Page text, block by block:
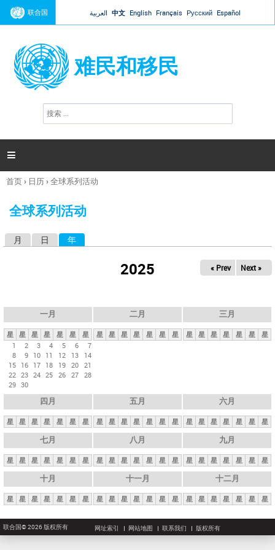
Jump to navigation
联合国 العربية 中文 English Français Русский Español
难民和移民
搜
索

你
这
首页› 日历›全球系列活动
全球系列活动
月 日 年
2025 « Prev Next »
一月
星 星 星 星 星 星
星
1
2 3 4 5 6
7
8
9 10 11 12 13
14
15 16 17 18 19 20 21
22 23 24 25 26 27 28
29 30
二月
星 星 星 星 星 星 星
三月
星 星 星 星 星 星 星
四月
星 星 星 星 星 星 星
五月
星 星 星 星 星 星 星
六月
星 星 星 星 星 星 星
七月
星 星 星 星 星 星 星
八月
星 星 星 星 星 星 星
九月
星 星 星 星 星 星 星
十月
星 星 星 星 星 星 星
十一月
星 星 星 星 星 星 星
十二月
星 星 星 星 星 星 星
联合国© 2026 版权所有 网址索引 网站地图 联系我们 版权所有